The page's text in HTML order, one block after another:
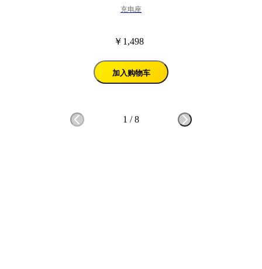
充电座
￥1,498
加入购物车
1 /8